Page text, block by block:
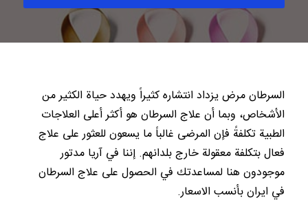
السرطان مرض يزداد انتشاره كثيراً ويهدد حياة الكثير من
الأشخاص، وبما أن علاج السرطان هو أكثر أعلى العلاجات
الطبية تكلفةً فإن المرضى غالباً ما يسعون للعثور على علاج
فعال بتكلفة معقولة خارج بلدانهم. إننا في آريا مدتور
موجودون هنا لمساعدتك في الحصول على علاج السرطان
في ايران بأنسب الاسعار.